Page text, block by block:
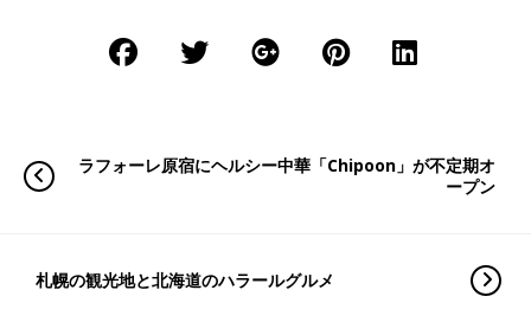
ラフォーレ原宿にヘルシー中華「Chipoon」が不定期オ
ープン
札幌の観光地と北海道のハラールグルメ